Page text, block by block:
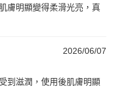
膚明顯變得柔滑光亮，真
2026/06/07
到滋潤，使用後肌膚明顯